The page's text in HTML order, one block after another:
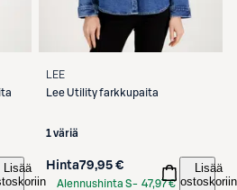
Lisää
LEE
LeeUtility farkkupaita
1 väriä
Hinta79,95 €
Alennushinta S- 47,97 €
Lisää
ostoskoriin